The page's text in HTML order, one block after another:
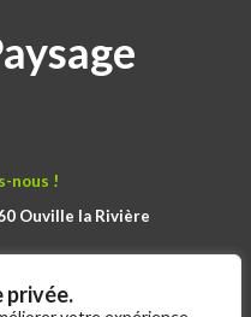
privée.
nous !
Ouville la Rivière